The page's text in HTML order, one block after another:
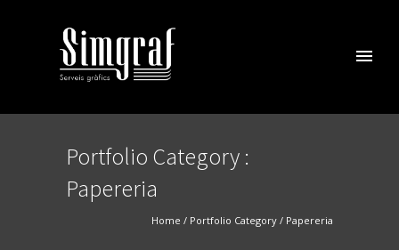
Portfolio Category :
Papereria
Home / Portfolio Category / Papereria